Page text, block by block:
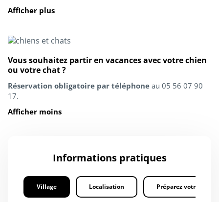
Afficher plus
Vous souhaitez partir en vacances avec votre chien
ou votre chat ?
Réservation obligatoire par téléphone au 05 56 07 90
17.
Afficher moins
Informations pratiques
Village Localisation Préparez votre séjour